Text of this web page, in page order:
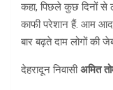
कहा, पिछले कुछ दिनों से
काफी परेशान हैं. आम
बार बढ़ते दाम लोगों की
देहरादून निवासीअमित